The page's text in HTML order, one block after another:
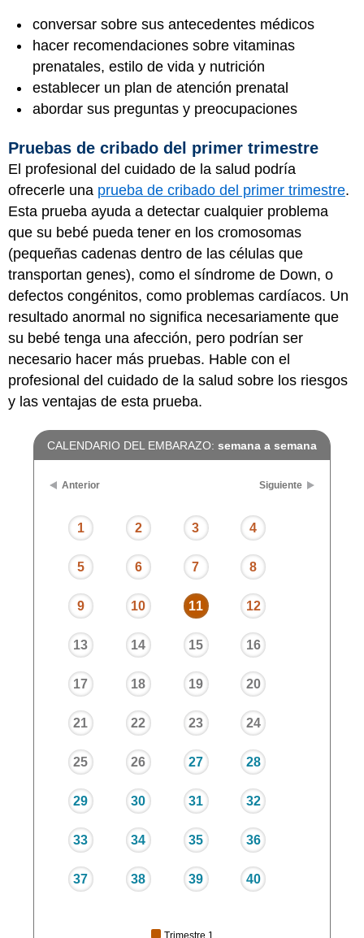
conversar sobre sus antecedentes médicos
hacer recomendaciones sobre vitaminas
prenatales, estilo de vida y nutrición
establecer un plan de atención prenatal
abordar sus preguntas y preocupaciones
Pruebas de cribado del primer trimestre
El profesional del cuidado de la salud podría
ofrecerle una prueba de cribado del primer trimestre.
Esta prueba ayuda a detectar cualquier problema
que su bebé pueda tener en los cromosomas
(pequeñas cadenas dentro de las células que
transportan genes), como el síndrome de Down, o
defectos congénitos, como problemas cardíacos. Un
resultado anormal no significa necesariamente que
su bebé tenga una afección, pero podrían ser
necesario hacer más pruebas. Hable con el
profesional del cuidado de la salud sobre los riesgos
y las ventajas de esta prueba.
CALENDARIO DEL EMBARAZO: semana a semana
Anterior Siguiente
1 2 3 4
5 6 7 8
9 10 11 12
13 14 15 16
17 18 19 20
21 22 23 24
25 26 27 28
29 30 31 32
33 34 35 36
37 38 39 40
Trimestre 1